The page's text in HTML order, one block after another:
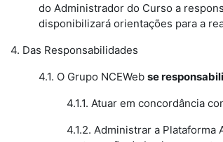
do Administrador do Curso a
disponibilizará orientações para a
4. Das Responsabilidades
4.1. O Grupo NCEWeb se
4.1.1. Atuar em concordância
4.1.2. Administrar a